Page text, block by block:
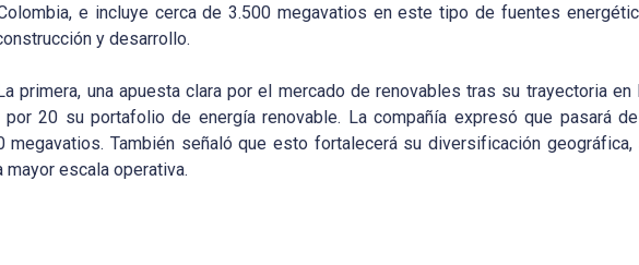
e incluye cerca de 3.500 megavatios en este tipo de fuentes
y desarrollo.
primera, una apuesta clara por el mercado de renovables tras su trayectoria en
20 su portafolio de energía renovable. La compañía expresó que pasará
También señaló que esto fortalecerá su diversificación
mayor escala operativa.